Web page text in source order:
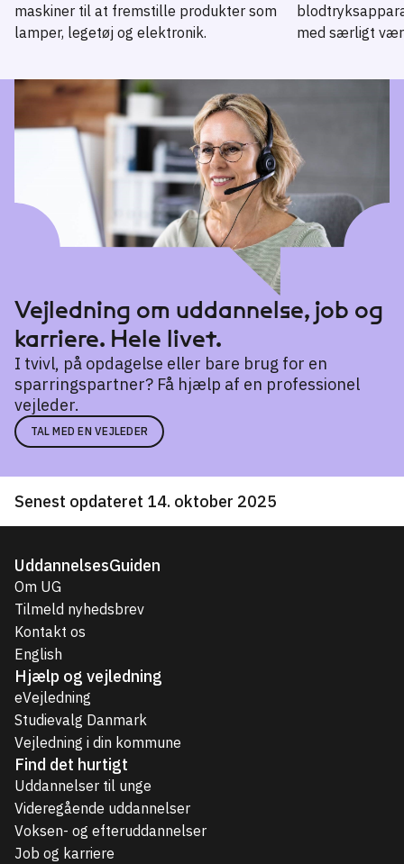
maskiner til at fremstille produkter som
lamper, legetøj og elektronik.
med særligt
Finmekaniker
Offshorearbejder
Vejledning om uddannelse, job og
karriere. Hele livet.
I tvivl, på opdagelse eller bare brug for en
sparringspartner? Få hjælp af en professionel
vejleder.
TAL MED EN VEJLEDER
Senest opdateret 14. oktober 2025
UddannelsesGuiden
Om UG
Tilmeld nyhedsbrev
Kontakt os
English
Hjælp og vejledning
eVejledning
Studievalg Danmark
Vejledning i din kommune
Find det hurtigt
Uddannelser til unge
Videregående uddannelser
Voksen- og efteruddannelser
Job og karriere